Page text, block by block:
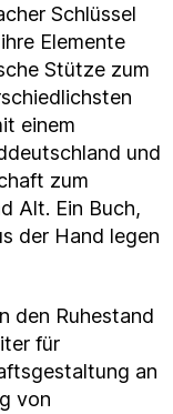
Schlüssel
Elemente
Stütze zum
einem
und
zum
Alt. Ein Buch,
der Hand legen
den Ruhestand
für
an
von